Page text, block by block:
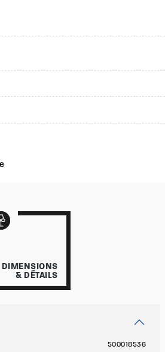
DIMENSIONS
& DÉTAILS
500018536